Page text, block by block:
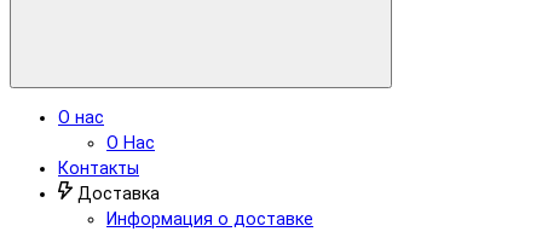
О нас
О Нас
Контакты
Доставка
Информация о доставке